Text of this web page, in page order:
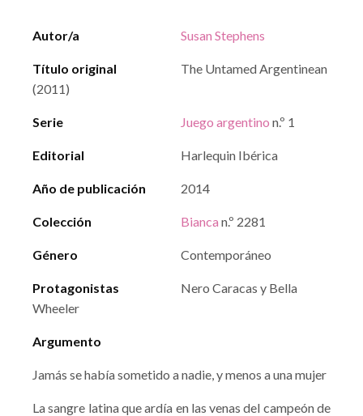
Autor/a Susan Stephens
Título original
The Untamed Argentinean
(2011)
Serie Juego argentino n.º 1
Editorial Harlequin Ibérica
Año de publicación 2014
Colección Bianca n.º 2281
Género Contemporáneo
Protagonistas
Nero Caracas y Bella
Wheeler
Argumento
Jamás se había sometido a nadie, y menos a una mujer
La sangre latina que ardía en las venas del campeón de